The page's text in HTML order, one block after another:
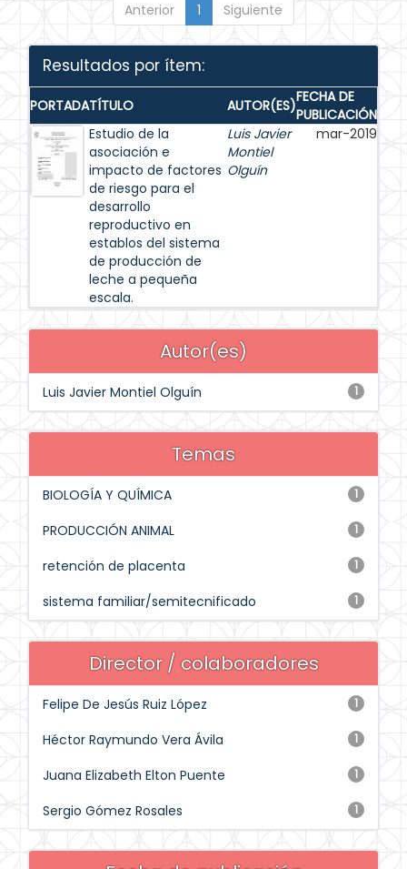
Anterior 1 Siguiente
Resultados por ítem:
PORTADATÍTULO AUTOR(ES)FECHA DE
PUBLICACIÓN
Estudio de la
asociación e
impacto de factores
de riesgo para el
desarrollo
reproductivo en
establos del sistema
de producción de
leche a pequeña
escala.
Luis Javier
Montiel
Olguín
mar-2019
Autor(es)
1
Luis Javier Montiel Olguín
Temas
1
BIOLOGÍA Y QUÍMICA
1
PRODUCCIÓN ANIMAL
1
retención de placenta
1
sistema familiar/semitecnificado
Director / colaboradores
1
Felipe De Jesús Ruiz López
1
Héctor Raymundo Vera Ávila
1
Juana Elizabeth Elton Puente
1
Sergio Gómez Rosales